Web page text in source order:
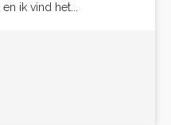
ik vind het...